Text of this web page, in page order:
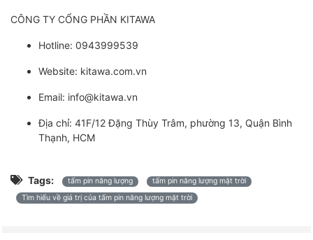
CÔNG TY CỔNG PHẦN KITAWA
Hotline: 0943999539
Website: kitawa.com.vn
Email: info@kitawa.vn
Địa chỉ: 41F/12 Đặng Thùy Trâm, phường 13, Quận Bình
Thạnh, HCM
Tags: tấm pin năng lượng
tấm pin năng lượng mặt trời
Tìm hiểu về giá trị của tấm pin năng lượng mặt trời